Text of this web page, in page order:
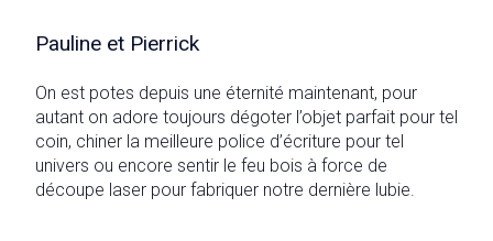
Pauline et Pierrick
On est potes depuis une éternité maintenant, pour
autant on adore toujours dégoter l’objet parfait pour tel
coin, chiner la meilleure police d’écriture pour tel
univers ou encore sentir le feu bois à force de
découpe laser pour fabriquer notre dernière lubie.